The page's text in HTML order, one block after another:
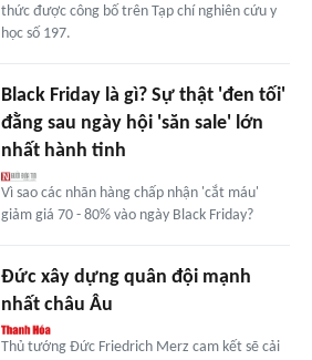
thức được công bố trên Tạp chí nghiên cứu y
học số 197.
Black Friday là gì? Sự thật 'đen tối'
đằng sau ngày hội 'săn sale' lớn
nhất hành tinh
Vì sao các nhãn hàng chấp nhận 'cắt máu'
giảm giá 70 - 80% vào ngày Black Friday?
Đức xây dựng quân đội mạnh
nhất châu Âu
Thủ tướng Đức Friedrich Merz cam kết sẽ cải